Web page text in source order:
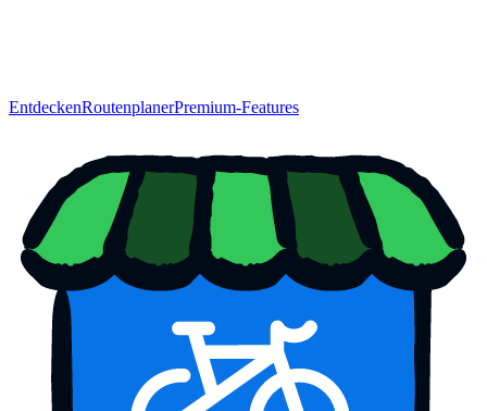
EntdeckenRoutenplanerPremium-Features